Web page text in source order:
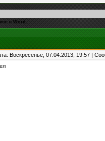
с Word.
Воскресенье, 07.04.2013, 19:57 |